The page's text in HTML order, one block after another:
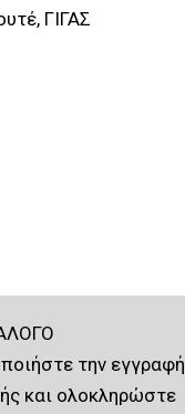
ΓΙΓΑΣ
την εγγραφή
και ολοκληρώστε